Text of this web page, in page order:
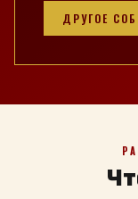
ДРУГОЕ